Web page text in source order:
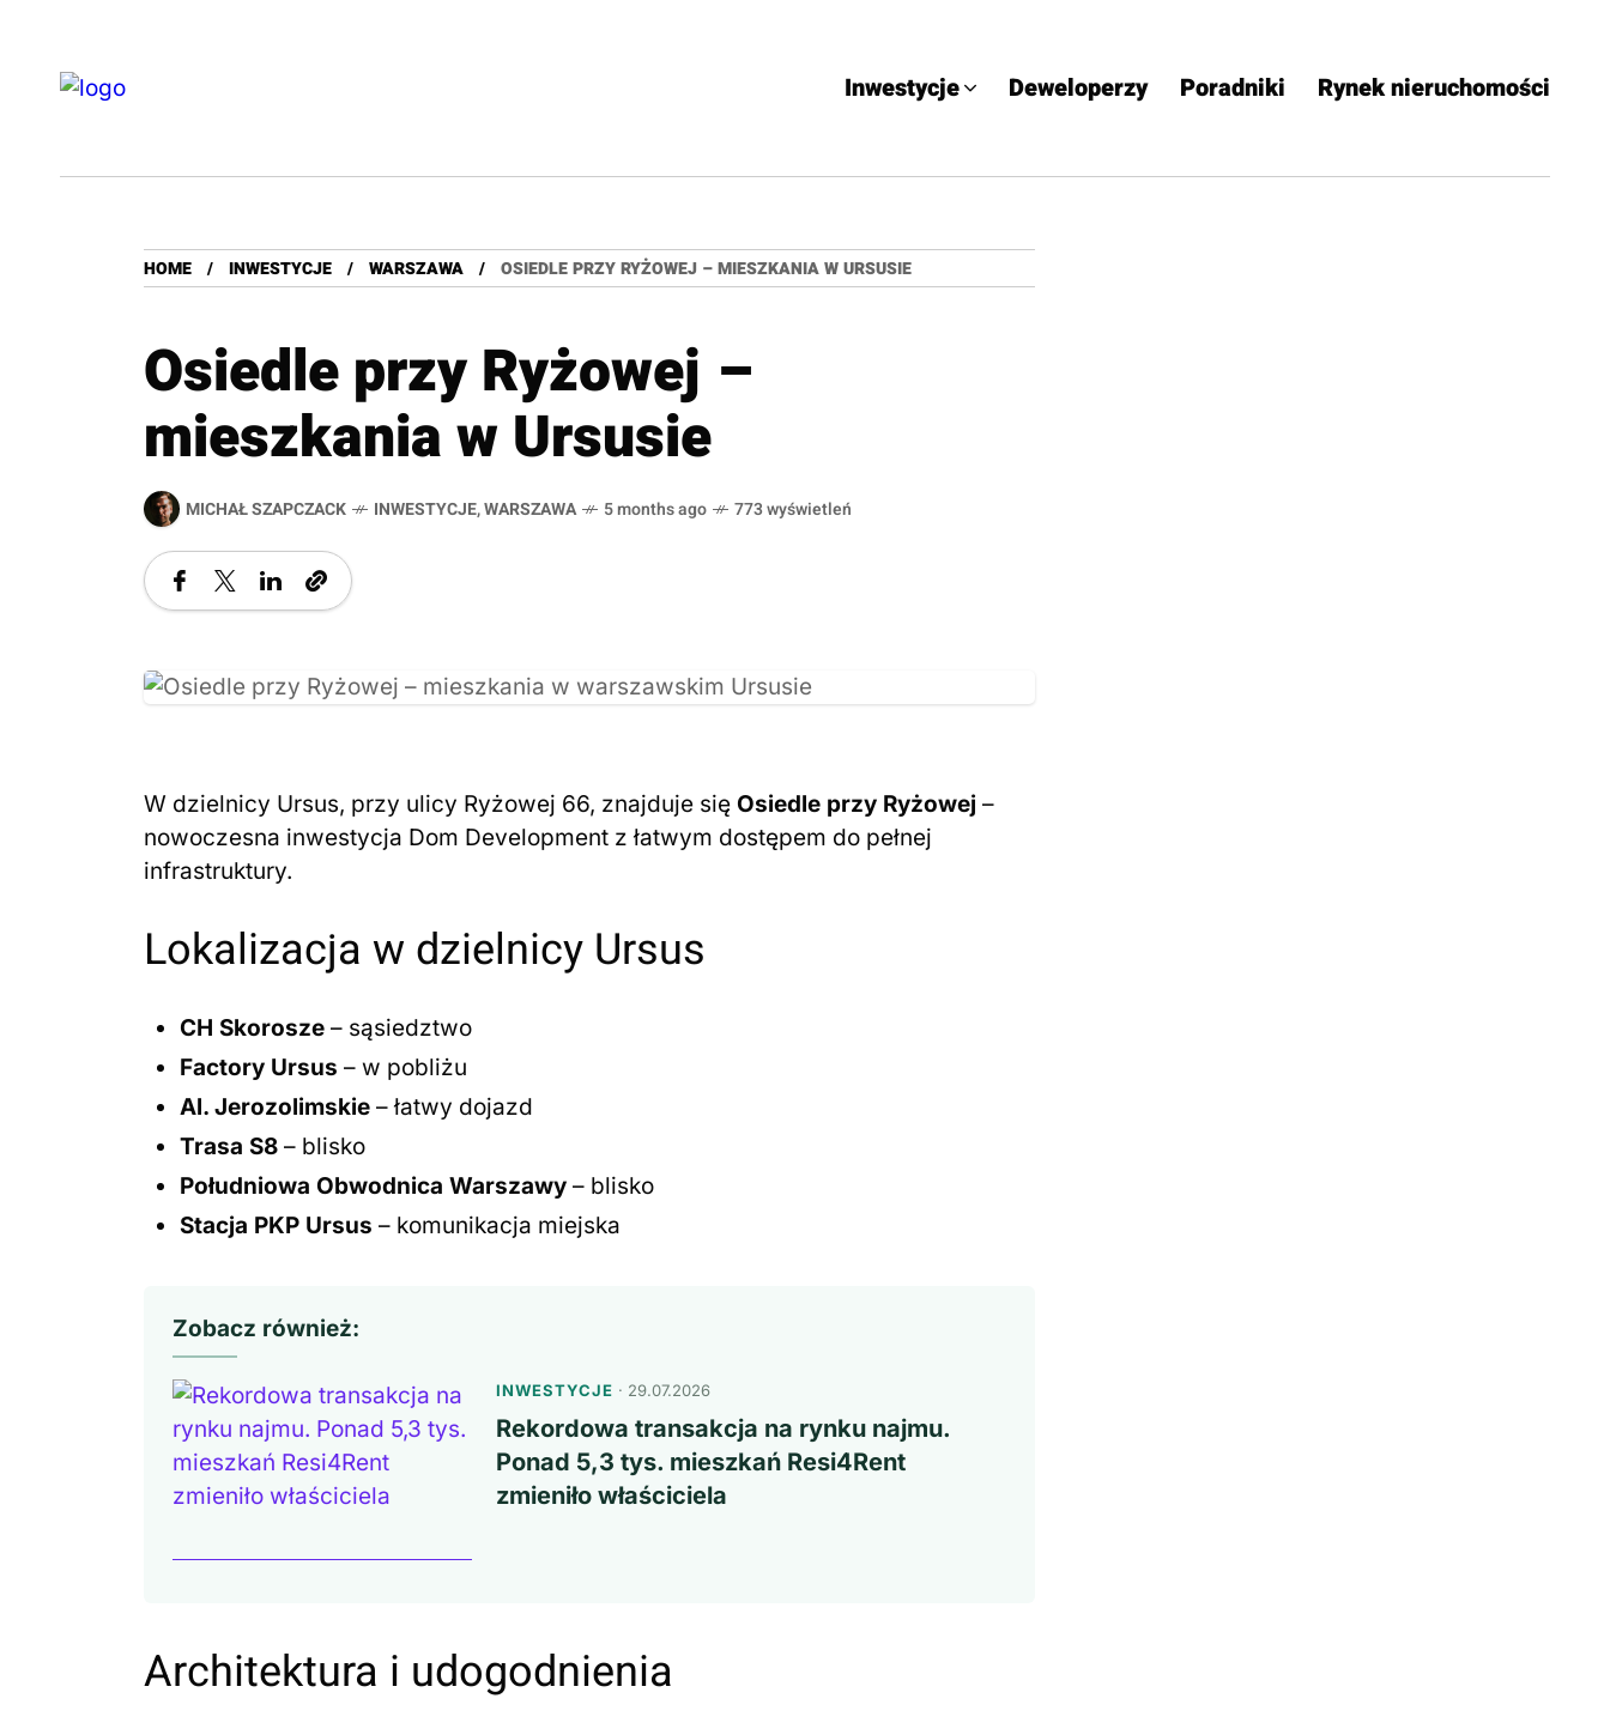
Inwestycje Deweloperzy Poradniki Rynek nieruchomości
HOME INWESTYCJE WARSZAWA OSIEDLE PRZY RYŻOWEJ – MIESZKANIA W URSUSIE
Osiedle przy Ryżowej –
mieszkania w Ursusie
MICHAŁ SZAPCZACK INWESTYCJE,WARSZAWA 5 months ago 773 wyświetleń
W dzielnicy Ursus, przy ulicy Ryżowej 66, znajduje się Osiedle przy Ryżowej –
nowoczesna inwestycja Dom Development z łatwym dostępem do pełnej
infrastruktury.
Lokalizacja w dzielnicy Ursus
CH Skorosze – sąsiedztwo
Factory Ursus – w pobliżu
Al. Jerozolimskie – łatwy dojazd
Trasa S8 – blisko
Południowa Obwodnica Warszawy – blisko
Stacja PKP Ursus – komunikacja miejska
Zobacz również:
INWESTYCJE · 29.07.2026
Rekordowa transakcja na rynku najmu.
Ponad 5,3 tys. mieszkań Resi4Rent
zmieniło właściciela
Architektura i udogodnienia